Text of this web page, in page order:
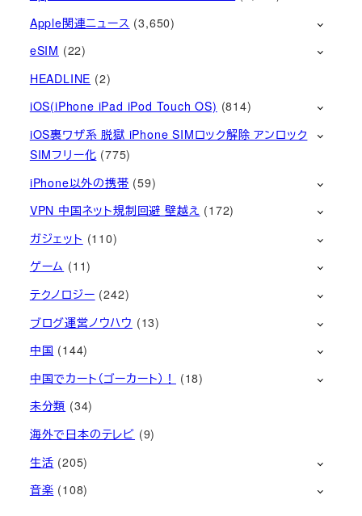
Apple関連ニュース (3,650)
eSIM (22)
HEADLINE (2)
iOS(iPhone iPad iPod Touch OS) (814)
iOS裏ワザ系 脱獄 iPhone SIMロック解除 アンロック
SIMフリー化 (775)
iPhone以外の携帯 (59)
VPN 中国ネット規制回避 壁越え (172)
ガジェット (110)
ゲーム (11)
テクノロジー (242)
ブログ運営ノウハウ (13)
中国 (144)
中国でカート（ゴーカート）！
(18)
未分類 (34)
海外で日本のテレビ (9)
生活 (205)
音楽 (108)